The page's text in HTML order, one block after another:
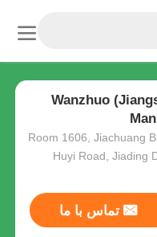
Wanzhuo
Room 1606, Jiachuang
Huyi Road, Jiading
تماس با ما